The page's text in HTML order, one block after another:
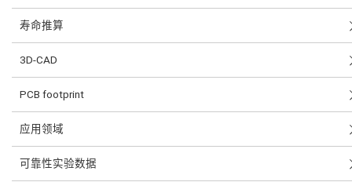
寿命推算
3D-CAD
PCB footprint
应用领域
可靠性实验数据